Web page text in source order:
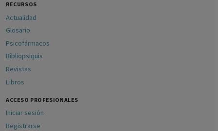
RECURSOS
Actualidad
Glosario
Psicofármacos
Bibliopsiquis
Revistas
Libros
ACCESO PROFESIONALES
Iniciar sesión
Registrarse